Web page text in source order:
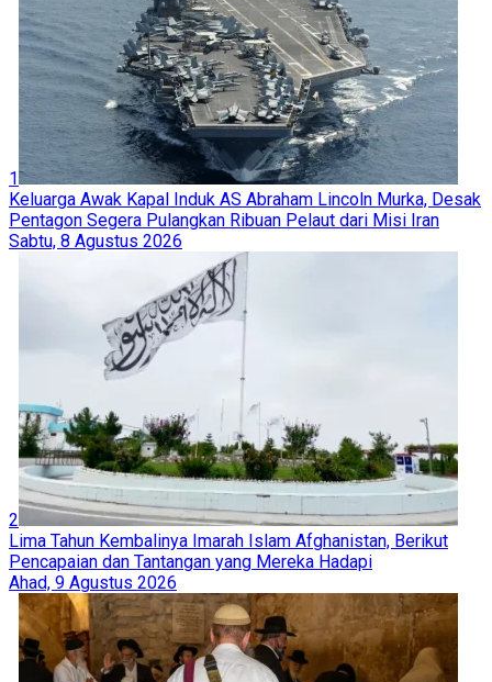
1
Keluarga Awak Kapal Induk AS Abraham Lincoln Murka, Desak
Pentagon Segera Pulangkan Ribuan Pelaut dari Misi Iran
Sabtu, 8 Agustus 2026
2
Lima Tahun Kembalinya Imarah Islam Afghanistan, Berikut
Pencapaian dan Tantangan yang Mereka Hadapi
Ahad, 9 Agustus 2026